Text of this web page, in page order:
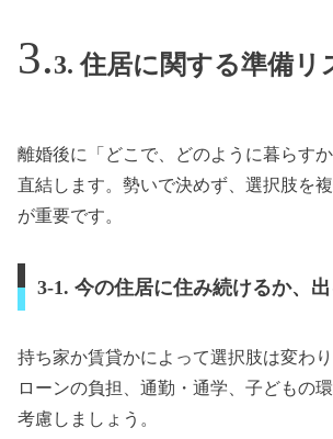
3. 住居に関する準備リ
離婚後に「どこで、どのように暮らす
直結します。勢いで決めず、選択肢を
が重要です。
3-1. 今の住居に住み続けるか、
持ち家か賃貸かによって選択肢は変わ
ローンの負担、通勤・通学、子どもの
考慮しましょう。